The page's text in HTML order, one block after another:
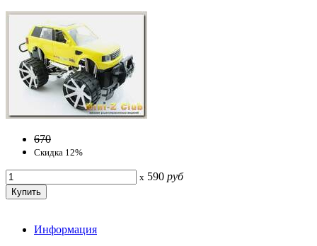
670
Скидка 12%
x 590 руб
Информация